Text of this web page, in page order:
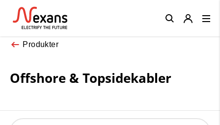
Produkter
Offshore & Topsidekabler
Close